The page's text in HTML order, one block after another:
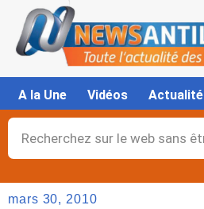
contenu
A la Une Vidéos Actualité
Rechercher
mars 30, 2010